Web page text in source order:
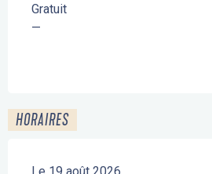
Gratuit
—
HORAIRES